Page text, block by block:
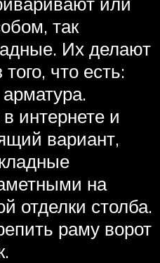
так
Их делают
что есть:
интернете и
вариант,
на
отделки столба.
раму ворот